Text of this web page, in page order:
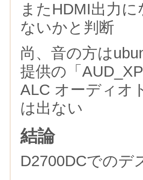
またHDMI出力
ないかと判断
尚、音の方は
提供の「
ALC オーディオ
は出ない
結論
D2700DCでのデ